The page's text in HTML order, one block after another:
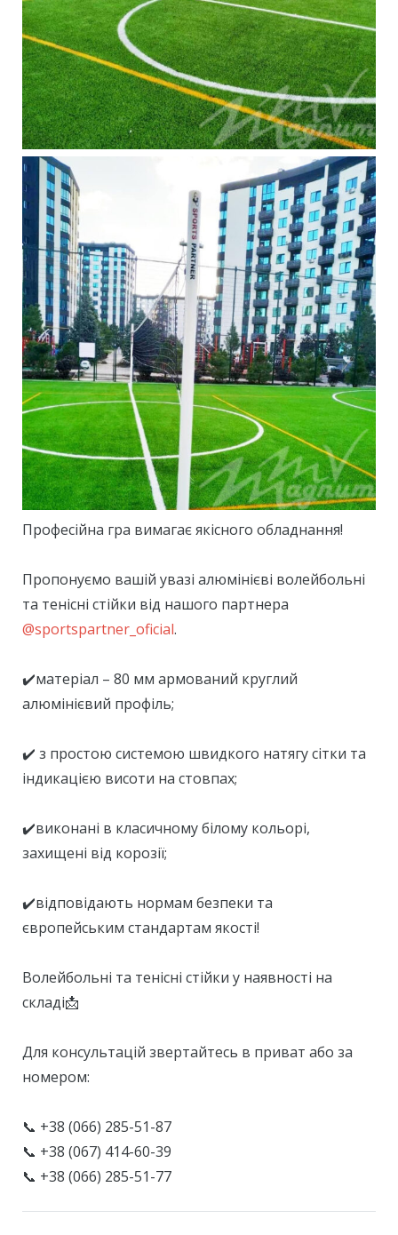
Професійна гра вимагає якісного обладнання!
Пропонуємо вашій увазі алюмінієві волейбольні
та тенісні стійки від нашого партнера
@sportspartner_oficial.
✔️матеріал – 80 мм армований круглий
алюмінієвий профіль;
✔️ з простою системою швидкого натягу сітки та
індикацією висоти на стовпах;
✔️виконані в класичному білому кольорі,
захищені від корозії;
✔️відповідають нормам безпеки та
європейським стандартам якості!
Волейбольні та тенісні стійки у наявності на
складі📩
Для консультацій звертайтесь в приват або за
номером:
📞 +38 (066) 285-51-87
📞 +38 (067) 414-60-39
📞 +38 (066) 285-51-77